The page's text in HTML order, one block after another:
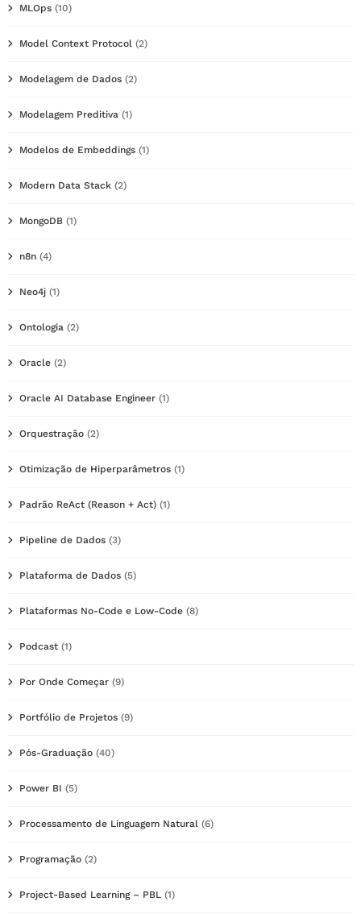
MLOps (10)
Model Context Protocol (2)
Modelagem de Dados (2)
Modelagem Preditiva (1)
Modelos de Embeddings (1)
Modern Data Stack (2)
MongoDB (1)
n8n (4)
Neo4j (1)
Ontologia (2)
Oracle (2)
Oracle AI Database Engineer (1)
Orquestração (2)
Otimização de Hiperparâmetros (1)
Padrão ReAct (Reason + Act) (1)
Pipeline de Dados (3)
Plataforma de Dados (5)
Plataformas No-Code e Low-Code (8)
Podcast (1)
Por Onde Começar (9)
Portfólio de Projetos (9)
Pós-Graduação (40)
Power BI (5)
Processamento de Linguagem Natural (6)
Programação (2)
Project-Based Learning – PBL (1)